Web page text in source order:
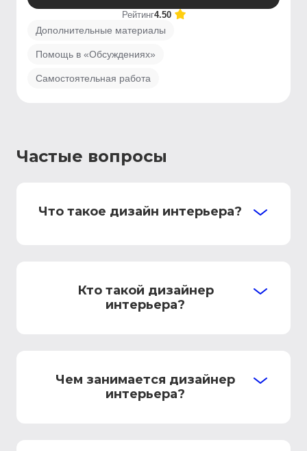
Рейтинг4.50
Дополнительные материалы
Помощь в «Обсуждениях»
Самостоятельная работа
Частые вопросы
Что такое дизайн интерьера?
Кто такой дизайнер
интерьера?
Чем занимается дизайнер
интерьера?